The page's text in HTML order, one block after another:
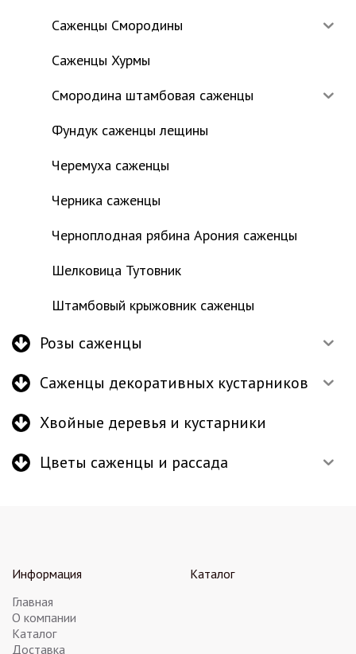
Саженцы Смородины
Саженцы Хурмы
Смородина штамбовая саженцы
Фундук саженцы лещины
Черемуха саженцы
Черника саженцы
Черноплодная рябина Арония саженцы
Шелковица Тутовник
Штамбовый крыжовник саженцы
Розы саженцы
Саженцы декоративных кустарников
Хвойные деревья и кустарники
Цветы саженцы и рассада
Информация
Главная
О компании
Каталог
Доставка
Каталог